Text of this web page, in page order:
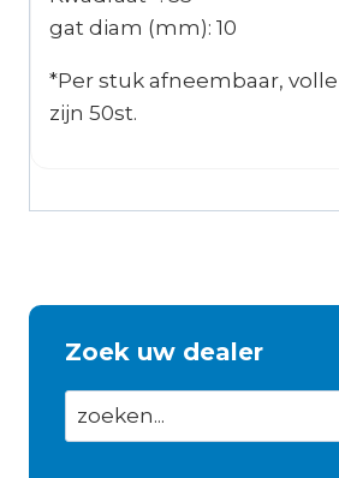
gat diam (mm): 10
*Per stuk afneembaar,
zijn 50st.
Zoek uw dealer